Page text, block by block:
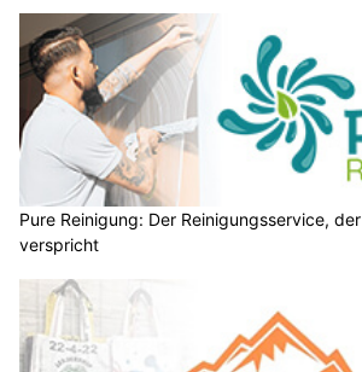
Pure Reinigung: Der Reinigungsservice,
verspricht